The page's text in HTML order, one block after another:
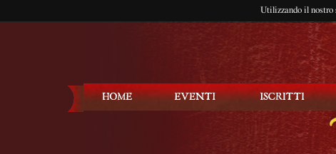
Utilizzando il nostro